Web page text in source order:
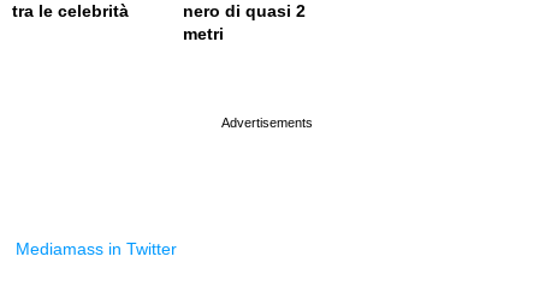
tra le celebrità
nero di quasi 2
metri
Mediamass in Twitter